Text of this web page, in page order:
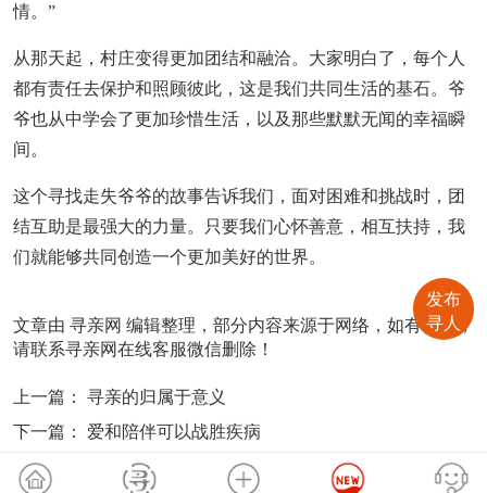
情。”
从那天起，村庄变得更加团结和融洽。大家明白了，每个人
都有责任去保护和照顾彼此，这是我们共同生活的基石。爷
爷也从中学会了更加珍惜生活，以及那些默默无闻的幸福瞬
间。
这个寻找走失爷爷的故事告诉我们，面对困难和挑战时，团
结互助是最强大的力量。只要我们心怀善意，相互扶持，我
们就能够共同创造一个更加美好的世界。
文章由 寻亲网 编辑整理，部分内容来源于网络，如有侵权，
请联系寻亲网在线客服微信删除！
上一篇： 寻亲的归属于意义
下一篇： 爱和陪伴可以战胜疾病
发布
寻人